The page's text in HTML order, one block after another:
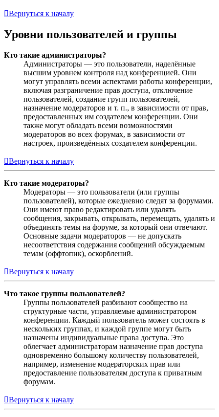
Вернуться к началу
Уровни пользователей и группы
Кто такие администраторы?
Администраторы — это пользователи, наделённые
высшим уровнем контроля над конференцией. Они
могут управлять всеми аспектами работы конференции,
включая разграничение прав доступа, отключение
пользователей, создание групп пользователей,
назначение модераторов и т. п., в зависимости от прав,
предоставленных им создателем конференции. Они
также могут обладать всеми возможностями
модераторов во всех форумах, в зависимости от
настроек, произведённых создателем конференции.
Вернуться к началу
Кто такие модераторы?
Модераторы — это пользователи (или группы
пользователей), которые ежедневно следят за форумами.
Они имеют право редактировать или удалять
сообщения, закрывать, открывать, перемещать, удалять и
объединять темы на форуме, за который они отвечают.
Основные задачи модераторов — не допускать
несоответствия содержания сообщений обсуждаемым
темам (оффтопик), оскорблений.
Вернуться к началу
Что такое группы пользователей?
Группы пользователей разбивают сообщество на
структурные части, управляемые администратором
конференции. Каждый пользователь может состоять в
нескольких группах, и каждой группе могут быть
назначены индивидуальные права доступа. Это
облегчает администраторам назначение прав доступа
одновременно большому количеству пользователей,
например, изменение модераторских прав или
предоставление пользователям доступа к приватным
форумам.
Вернуться к началу